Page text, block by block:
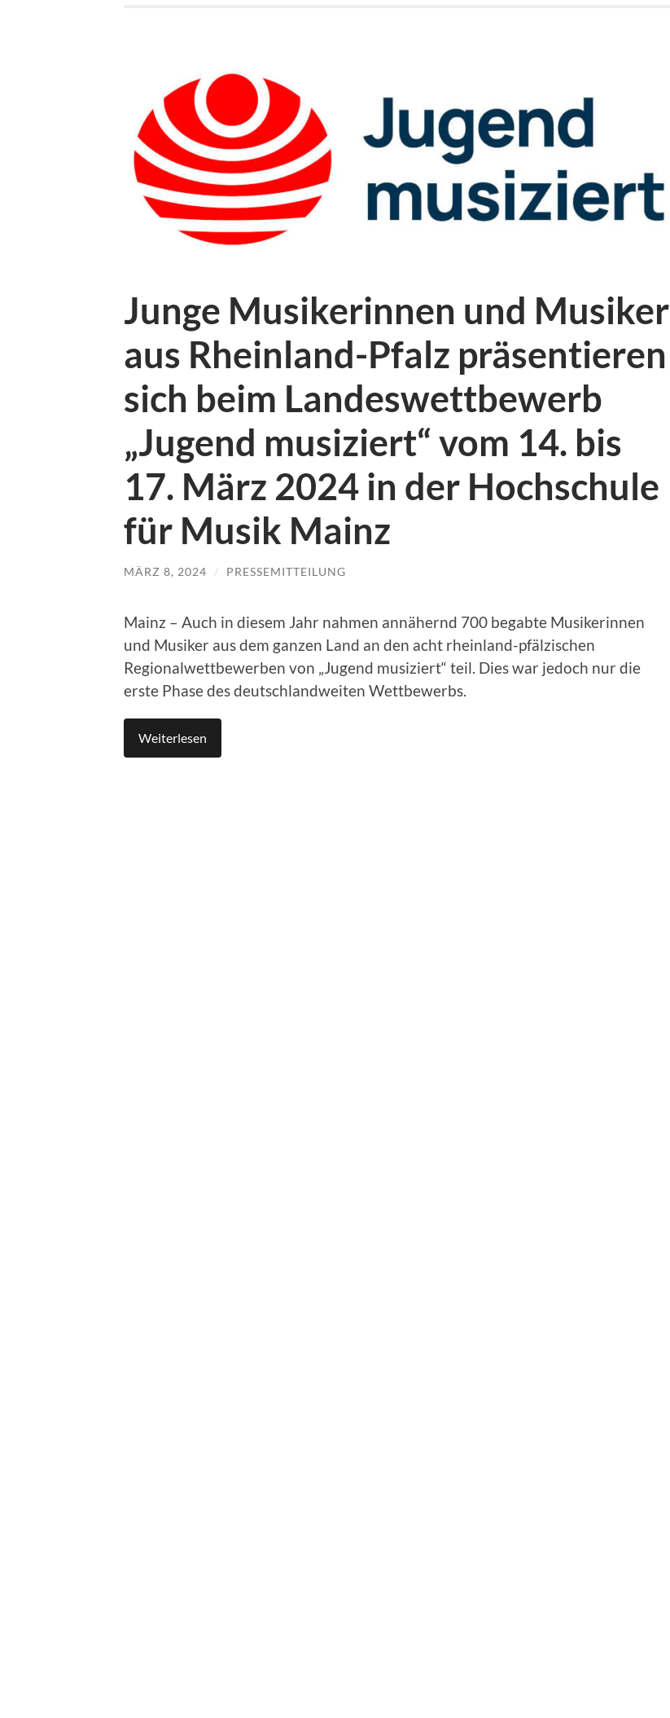
Junge Musikerinnen und Musiker
aus Rheinland-Pfalz präsentieren
sich beim Landeswettbewerb
„Jugend musiziert“ vom 14. bis
17. März 2024 in der Hochschule
für Musik Mainz
MÄRZ 8, 2024 / PRESSEMITTEILUNG
Mainz – Auch in diesem Jahr nahmen annähernd 700 begabte Musikerinnen
und Musiker aus dem ganzen Land an den acht rheinland-pfälzischen
Regionalwettbewerben von „Jugend musiziert“ teil. Dies war jedoch nur die
erste Phase des deutschlandweiten Wettbewerbs.
Weiterlesen